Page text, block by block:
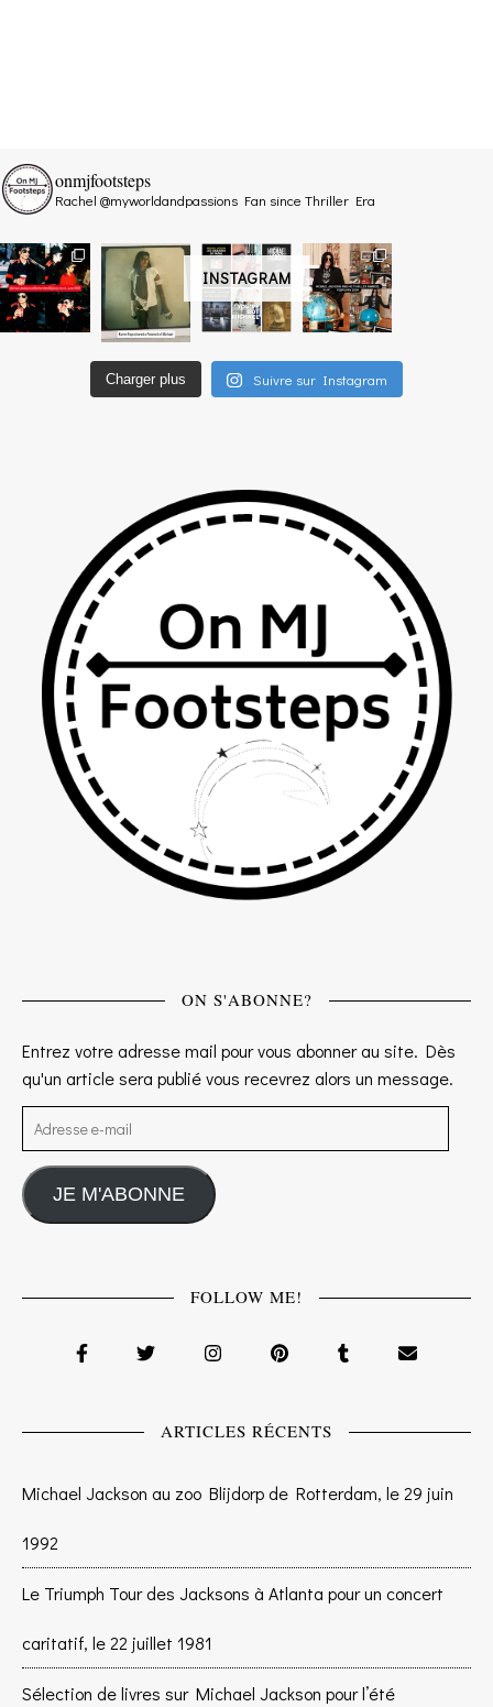
INSTAGRAM
onmjfootsteps
Rachel @myworldandpassions Fan since Thriller Era
Charger plus Suivre sur Instagram
ON S'ABONNE?
Entrez votre adresse mail pour vous abonner au site. Dès
qu'un article sera publié vous recevrez alors un message.
Adresse e-mail
JE M'ABONNE
FOLLOW ME!
ARTICLES RÉCENTS
Michael Jackson au zoo Blijdorp de Rotterdam, le 29 juin
1992
Le Triumph Tour des Jacksons à Atlanta pour un concert
caritatif, le 22 juillet 1981
Sélection de livres sur Michael Jackson pour l’été